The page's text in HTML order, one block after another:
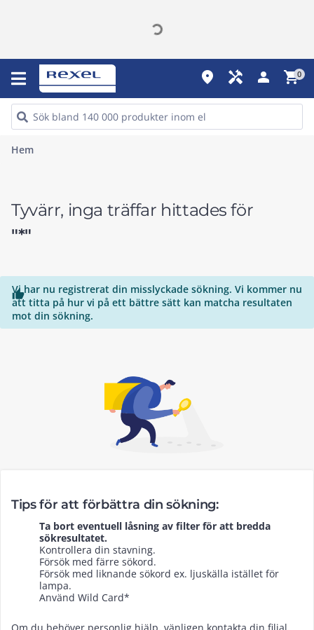
place handyman person shopping_cart0
Hem
Tyvärr, inga träffar hittades för
"*"

Vi har nu registrerat din misslyckade sökning. Vi kommer nu
att titta på hur vi på ett bättre sätt kan matcha resultaten
mot din sökning.
Tips för att förbättra din sökning:
Ta bort eventuell låsning av filter för att bredda
sökresultatet.
Kontrollera din stavning.
Försök med färre sökord.
Försök med liknande sökord ex. ljuskälla istället för
lampa.
Använd Wild Card*